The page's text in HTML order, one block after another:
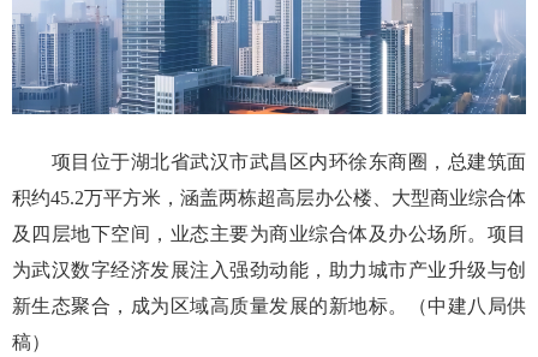
项目位于湖北省武汉市武昌区内环徐东商圈，总建筑面
积约45.2万平方米，涵盖两栋超高层办公楼、大型商业综合体
及四层地下空间，业态主要为商业综合体及办公场所。项目
为武汉数字经济发展注入强劲动能，助力城市产业升级与创
新生态聚合，成为区域高质量发展的新地标。（中建八局供
稿）